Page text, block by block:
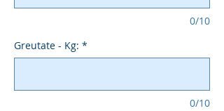
0/10
Greutate - Kg: *
0/10